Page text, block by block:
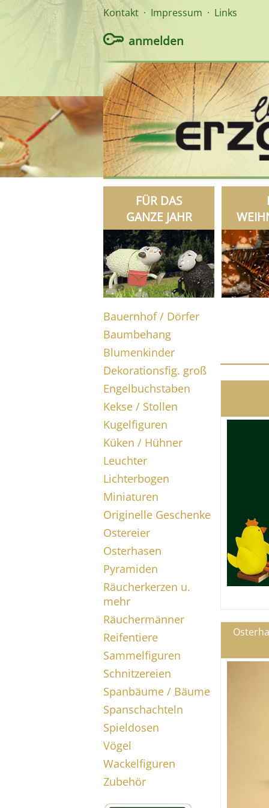
Kontakt · Impressum · Links
anmelden
FÜR DAS
GANZE JAHR
Bauernhof / Dörfer
Baumbehang
Blumenkinder
Dekorationsfig. groß
Engelbuchstaben
Kekse / Stollen
Kugelfiguren
Küken / Hühner
Leuchter
Lichterbogen
Miniaturen
Originelle Geschenke
Ostereier
Osterhasen
Pyramiden
Räucherkerzen u.
mehr
Räuchermänner
Reifentiere
Sammelfiguren
Schnitzereien
Spanbäume / Bäume
Spanschachteln
Spieldosen
Vögel
Wackelfiguren
Zubehör